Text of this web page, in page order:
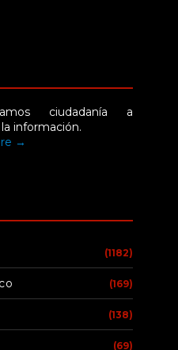
ciudadanía a
información.
→
(1182)
(169)
(138)
(69)